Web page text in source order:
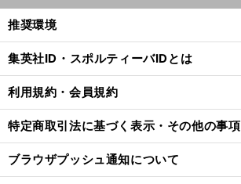
推奨環境
集英社ID・スポルティーバIDとは
利用規約・会員規約
特定商取引法に基づく表示・その他の事項
ブラウザプッシュ通知について